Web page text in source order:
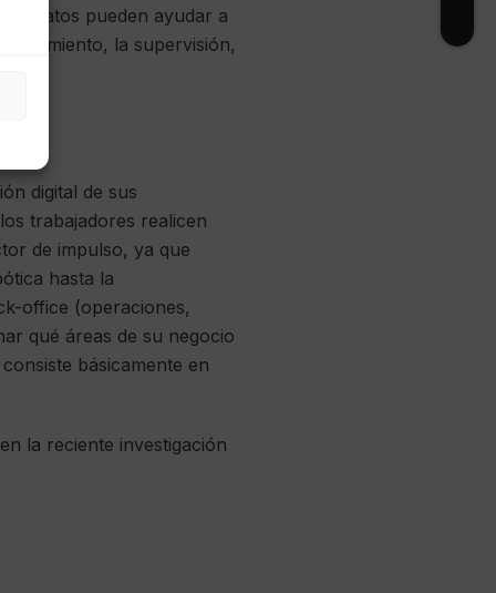
datos pueden ayudar a
la supervisión,
digital de sus
trabajadores realicen
de impulso, ya que
hasta la
office (operaciones,
qué áreas de su negocio
básicamente en
la reciente investigación